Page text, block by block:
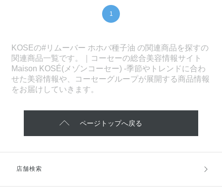
1
KOSEの#リムーバー ホホバ種子油 の関連商品を探すの
関連商品一覧です。｜コーセーの総合美容情報サイト
Maison KOSÉ(メゾンコーセー) -季節やトレンドに合わ
せた美容情報や、コーセーグループが展開する商品情報
をお届けしていきます。
ページトップへ戻る
店舗検索